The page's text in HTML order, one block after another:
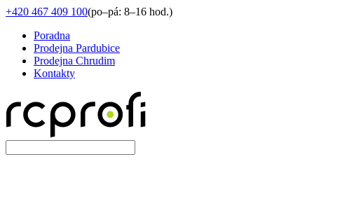
+420 467 409 100(po–pá: 8–16 hod.)
Poradna
Prodejna Pardubice
Prodejna Chrudim
Kontakty